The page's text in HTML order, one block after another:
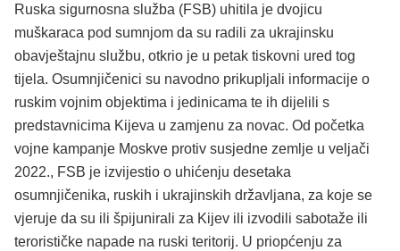
Ruska sigurnosna služba (FSB) uhitila je dvojicu
muškaraca pod sumnjom da su radili za ukrajinsku
obavještajnu službu, otkrio je u petak tiskovni ured tog
tijela. Osumnjičenici su navodno prikupljali informacije o
ruskim vojnim objektima i jedinicama te ih dijelili s
predstavnicima Kijeva u zamjenu za novac. Od početka
vojne kampanje Moskve protiv susjedne zemlje u veljači
2022., FSB je izvijestio o uhićenju desetaka
osumnjičenika, ruskih i ukrajinskih državljana, za koje se
vjeruje da su ili špijunirali za Kijev ili izvodili sabotaže ili
terorističke napade na ruski teritorij. U priopćenju za